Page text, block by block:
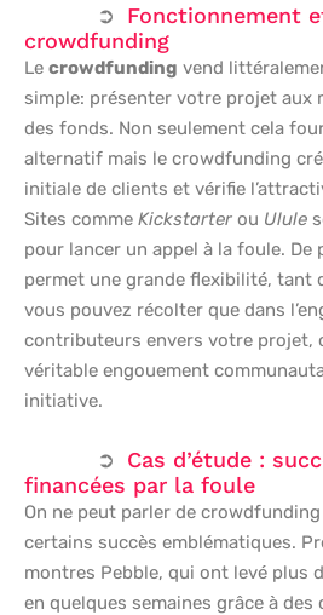
Fonctionnement
crowdfunding
Le crowdfunding vend
simple: présenter votre projet aux
des fonds. Non seulement cela
alternatif mais le crowdfunding
initiale de clients et vérifie
Sites comme Kickstarter ou Ulule
pour lancer un appel à la foule.
permet une grande flexibilité, tant
vous pouvez récolter que dans
contributeurs envers votre projet,
véritable engouement
initiative.
Cas d’étude :
financées par la foule
On ne peut parler de
certains succès emblématiques.
montres Pebble, qui ont levé plus
en quelques semaines grâce à